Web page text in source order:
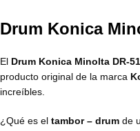
Drum Konica
El Drum Konica Minolta DR-
producto original de la marca
increíbles.
¿Qué es el tambor – drum de